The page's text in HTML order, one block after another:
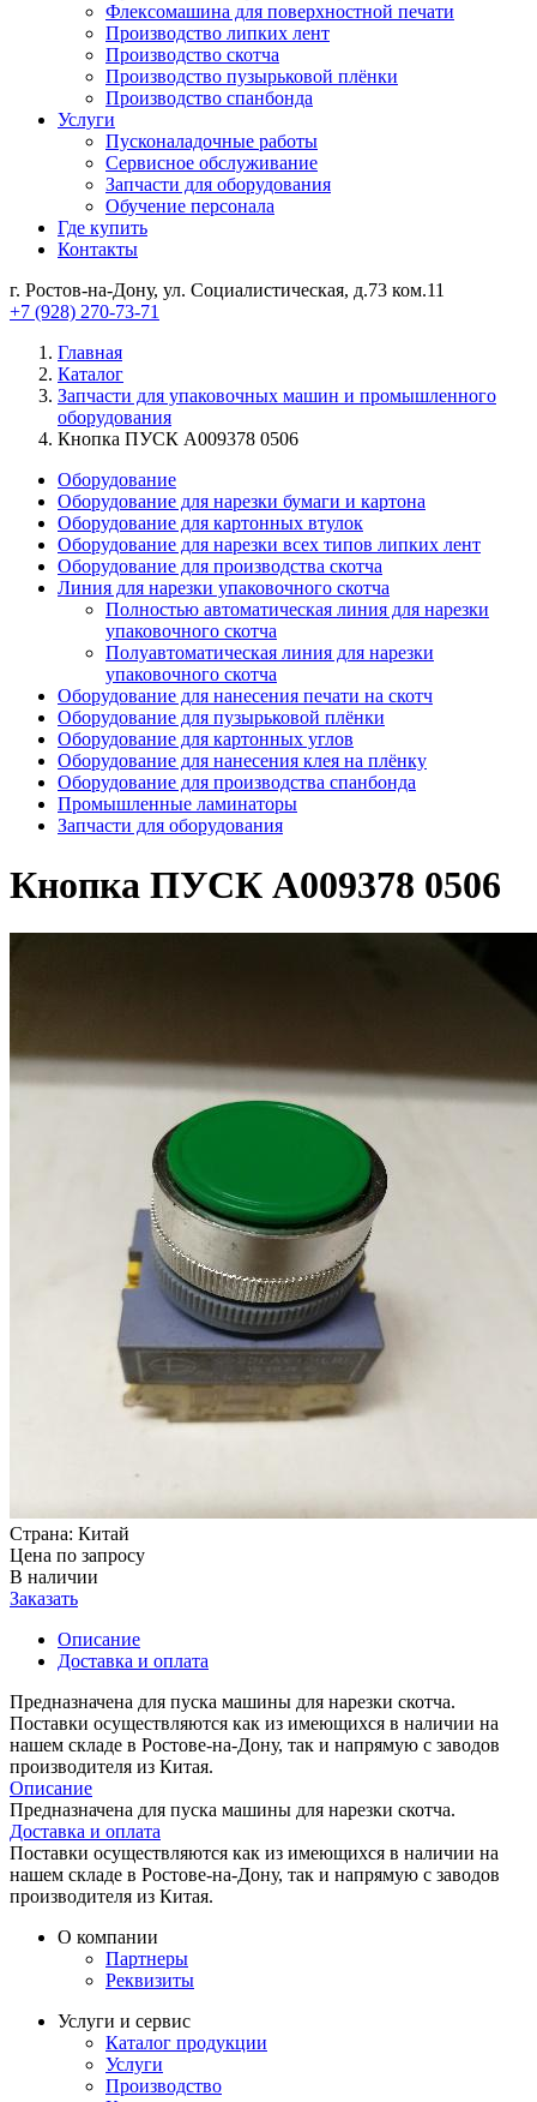
Флексомашина для поверхностной печати
Производство липких лент
Производство скотча
Производство пузырьковой плёнки
Производство спанбонда
Услуги
Пусконаладочные работы
Сервисное обслуживание
Запчасти для оборудования
Обучение персонала
Где купить
Контакты
г. Ростов-на-Дону, ул. Социалистическая, д.73 ком.11
+7 (928) 270-73-71
Главная
Каталог
Запчасти для упаковочных машин и промышленного
оборудования
Кнопка ПУСК А009378 0506
Оборудование
Оборудование для нарезки бумаги и картона
Оборудование для картонных втулок
Оборудование для нарезки всех типов липких лент
Оборудование для производства скотча
Линия для нарезки упаковочного скотча
Полностью автоматическая линия для нарезки
упаковочного скотча
Полуавтоматическая линия для нарезки
упаковочного скотча
Оборудование для нанесения печати на скотч
Оборудование для пузырьковой плёнки
Оборудование для картонных углов
Оборудование для нанесения клея на плёнку
Оборудование для производства спанбонда
Промышленные ламинаторы
Запчасти для оборудования
Кнопка ПУСК А009378 0506
Страна: Китай
Цена по запросу
В наличии
Заказать
Описание
Доставка и оплата
Предназначена для пуска машины для нарезки скотча.
Поставки осуществляются как из имеющихся в наличии на
нашем складе в Ростове-на-Дону, так и напрямую с заводов
производителя из Китая.
Описание
Предназначена для пуска машины для нарезки скотча.
Доставка и оплата
Поставки осуществляются как из имеющихся в наличии на
нашем складе в Ростове-на-Дону, так и напрямую с заводов
производителя из Китая.
О компании
Партнеры
Реквизиты
Услуги и сервис
Каталог продукции
Услуги
Производство